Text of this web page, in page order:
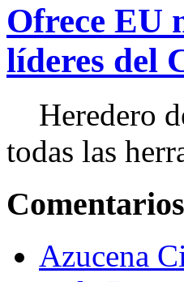
Ofrece EU
líderes del
Heredero
todas las
Comentarios
Azucena